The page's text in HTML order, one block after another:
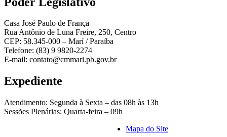
Casa José Paulo de França
Rua Antônio de Luna Freire, 250, Centro
CEP: 58.345-000 – Marí / Paraíba
Telefone: (83) 9 9820-2274
E-mail: contato@cmmari.pb.gov.br
Expediente
Atendimento: Segunda à Sexta – das 08h às 13h
Sessões Plenárias: Quarta-feira – 09h
Mapa do Site